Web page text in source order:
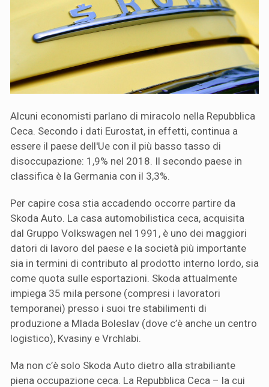
Alcuni economisti parlano di miracolo nella Repubblica
Ceca. Secondo i dati Eurostat, in effetti, continua a
essere il paese dell'Ue con il più basso tasso di
disoccupazione: 1,9% nel 2018. Il secondo paese in
classifica è la Germania con il 3,3%.
Per capire cosa stia accadendo occorre partire da
Skoda Auto. La casa automobilistica ceca, acquisita
dal Gruppo Volkswagen nel 1991, è uno dei maggiori
datori di lavoro del paese e la società più importante
sia in termini di contributo al prodotto interno lordo, sia
come quota sulle esportazioni. Skoda attualmente
impiega 35 mila persone (compresi i lavoratori
temporanei) presso i suoi tre stabilimenti di
produzione a Mlada Boleslav (dove c’è anche un centro
logistico), Kvasiny e Vrchlabi.
Ma non c’è solo Skoda Auto dietro alla strabiliante
piena occupazione ceca. La Repubblica Ceca – la cui